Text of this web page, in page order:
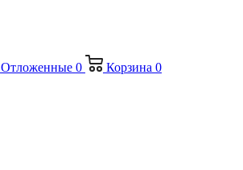
Отложенные 0 Корзина 0